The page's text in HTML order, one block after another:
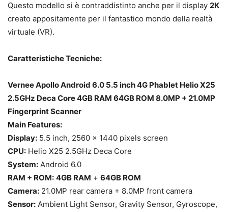
Questo modello si è contraddistinto anche per il display 2K
creato appositamente per il fantastico mondo della realtà
virtuale (VR).
Caratteristiche Tecniche:
Vernee Apollo Android 6.0 5.5 inch 4G Phablet Helio X25
2.5GHz Deca Core 4GB RAM 64GB ROM 8.0MP + 21.0MP
Fingerprint Scanner
Main Features:
Display: 5.5 inch, 2560 x 1440 pixels screen
CPU: Helio X25 2.5GHz Deca Core
System: Android 6.0
RAM + ROM: 4GB RAM + 64GB ROM
Camera: 21.0MP rear camera + 8.0MP front camera
Sensor: Ambient Light Sensor, Gravity Sensor, Gyroscope,